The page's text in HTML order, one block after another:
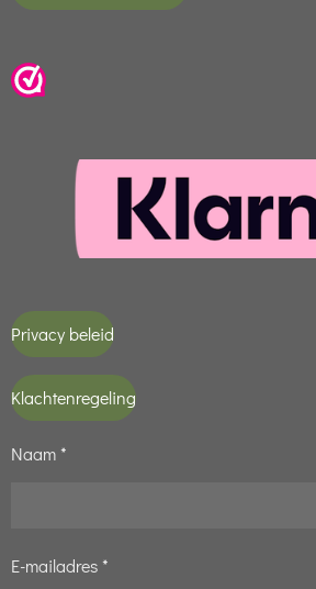
Privacy beleid
Klachtenregeling
Naam *
E-mailadres *